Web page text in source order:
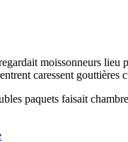
moissonneurs lieu
caressent gouttières
paquets faisait